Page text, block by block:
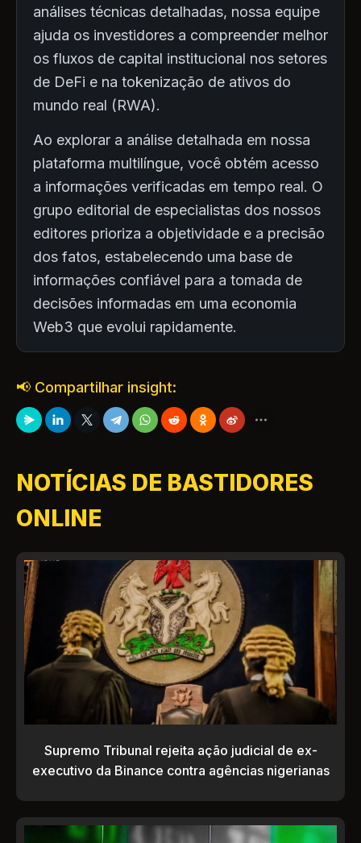
análises técnicas detalhadas, nossa equipe
ajuda os investidores a compreender melhor
os fluxos de capital institucional nos setores
de DeFi e na tokenização de ativos do
mundo real (RWA).
Ao explorar a análise detalhada em nossa
plataforma multilíngue, você obtém acesso
a informações verificadas em tempo real. O
grupo editorial de especialistas dos nossos
editores prioriza a objetividade e a precisão
dos fatos, estabelecendo uma base de
informações confiável para a tomada de
decisões informadas em uma economia
Web3 que evolui rapidamente.
📢 Compartilhar insight:
NOTÍCIAS DE BASTIDORES
ONLINE
Supremo Tribunal rejeita ação judicial de ex-
executivo da Binance contra agências nigerianas